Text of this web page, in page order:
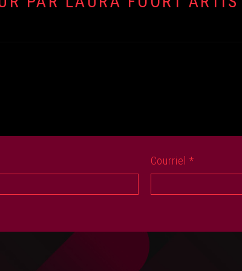
Courriel *